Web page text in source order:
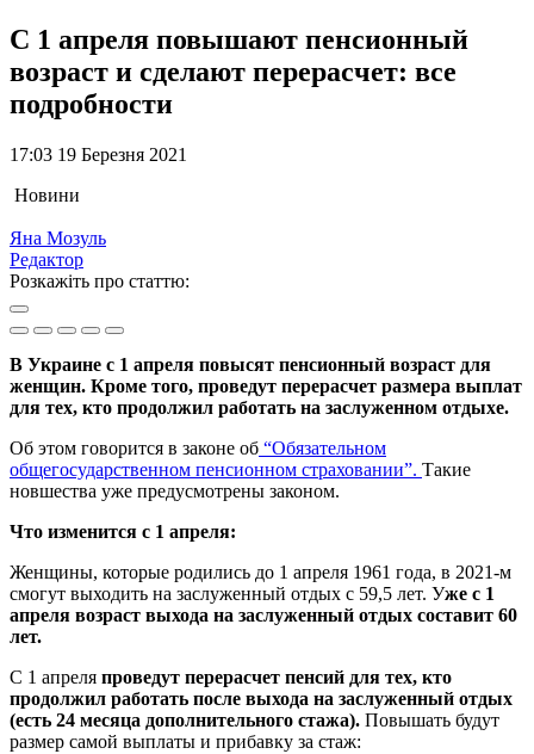
С 1 апреля повышают пенсионный
возраст и сделают перерасчет: все
подробности
17:03 19 Березня 2021
Новини
Яна Мозуль
Редактор
Розкажіть про статтю:
В Украине с 1 апреля повысят пенсионный возраст для
женщин. Кроме того, проведут перерасчет размера выплат
для тех, кто продолжил работать на заслуженном отдыхе.
Об этом говорится в законе об “Обязательном
общегосударственном пенсионном страховании”. Такие
новшества уже предусмотрены законом.
Что изменится с 1 апреля:
Женщины, которые родились до 1 апреля 1961 года, в 2021-м
смогут выходить на заслуженный отдых с 59,5 лет. Уже с 1
апреля возраст выхода на заслуженный отдых составит 60
лет.
С 1 апреля проведут перерасчет пенсий для тех, кто
продолжил работать после выхода на заслуженный отдых
(есть 24 месяца дополнительного стажа). Повышать будут
размер самой выплаты и прибавку за стаж: